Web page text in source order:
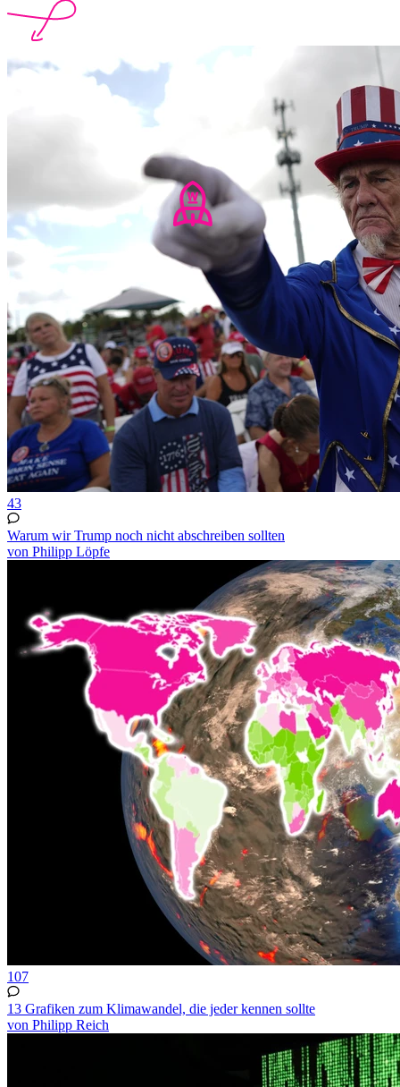
43
Warum wir Trump noch nicht abschreiben sollten
von Philipp Löpfe
107
13 Grafiken zum Klimawandel, die jeder kennen sollte
von Philipp Reich